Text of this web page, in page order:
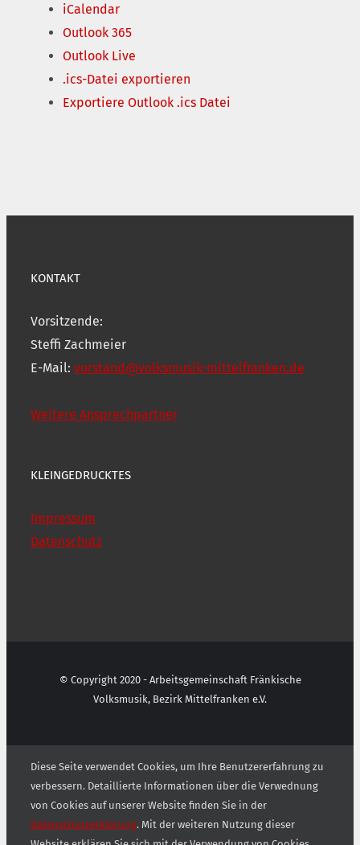
iCalendar
Outlook 365
Outlook Live
.ics-Datei exportieren
Exportiere Outlook .ics Datei
KONTAKT
Vorsitzende:
Steffi Zachmeier
E-Mail: vorstand@volksmusik-mittelfranken.de
Weitere Ansprechpartner
KLEINGEDRUCKTES
Impressum
Datenschutz
© Copyright 2020 - Arbeitsgemeinschaft Fränkische
Volksmusik, Bezirk Mittelfranken e.V.
Diese Seite verwendet Cookies, um Ihre Benutzererfahrung zu
verbessern. Detaillierte Informationen über die Verwednung
von Cookies auf unserer Website finden Sie in der
Datenschutzerklärung. Mit der weiteren Nutzung dieser